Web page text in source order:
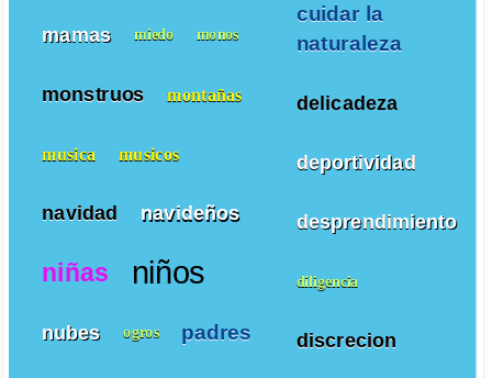
cuidar la
naturaleza
delicadeza
deportividad
desprendimiento
diligencia
discrecion
mamas miedo monos
monstruos montañas
musica musicos
navidad navideños
niñas niños
nubes ogros padres